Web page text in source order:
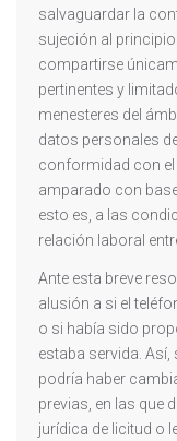
salvaguardar la
sujeción al
compartirse
pertinentes y
menesteres del
datos personales
conformidad con el
amparado con
esto es, a las
relación laboral
Ante esta breve
alusión a si el
o si había sido
estaba servida. Así,
podría haber
previas, en las que
jurídica de licitud o